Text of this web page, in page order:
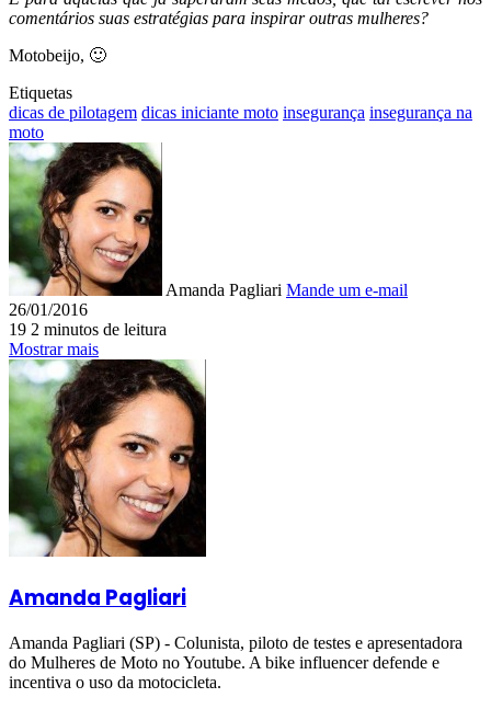
comentários suas estratégias para inspirar outras mulheres?
Motobeijo, 🙂
Etiquetas
dicas de pilotagem dicas iniciante moto insegurança insegurança na
moto
Amanda Pagliari Mande um e-mail
26/01/2016
19 2 minutos de leitura
Mostrar mais
Amanda Pagliari
Amanda Pagliari (SP) - Colunista, piloto de testes e apresentadora
do Mulheres de Moto no Youtube. A bike influencer defende e
incentiva o uso da motocicleta.